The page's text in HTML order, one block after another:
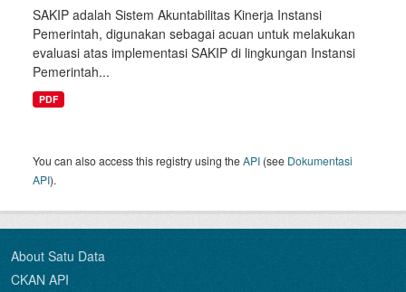
SAKIP adalah Sistem Akuntabilitas Kinerja Instansi
Pemerintah, digunakan sebagai acuan untuk melakukan
evaluasi atas implementasi SAKIP di lingkungan Instansi
Pemerintah...
PDF
You can also access this registry using theAPI (see Dokumentasi
API).
About Satu Data
CKAN API